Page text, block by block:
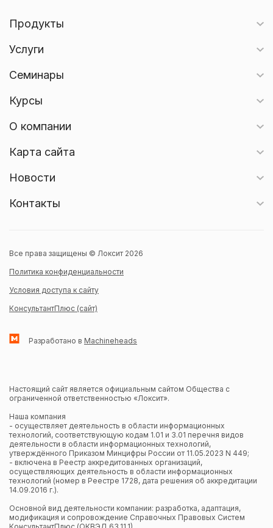
Продукты
Услуги
Семинары
Курсы
О компании
Карта сайта
Новости
Контакты
Все права защищены © Локсит 2026
Политика конфиденциальности
Условия доступа к сайту
КонсультантПлюс (сайт)
Разработано в Machineheads
Настоящий сайт является официальным сайтом Общества с
ограниченной ответственностью «Локсит».
Наша компания
- осуществляет деятельность в области информационных
технологий, соответствующую кодам 1.01 и 3.01 перечня видов
деятельности в области информационных технологий,
утверждённого Приказом Минцифры России от 11.05.2023 N 449;
- включена в Реестр аккредитованных организаций,
осуществляющих деятельность в области информационных
технологий (номер в Реестре 1728, дата решения об аккредитации
14.09.2016 г.).
Основной вид деятельности компании: разработка, адаптация,
модификация и сопровождение Справочных Правовых Систем